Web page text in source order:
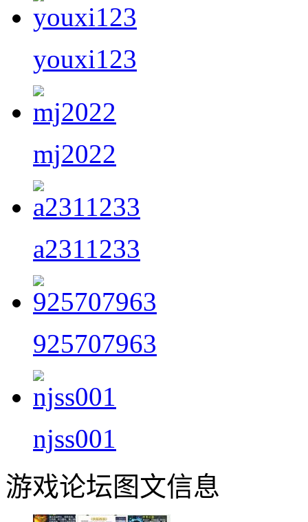
youxi123
mj2022
a2311233
925707963
njss001
游戏论坛图文信息